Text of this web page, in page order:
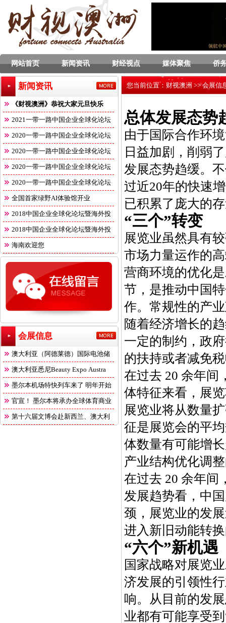
网站首页 新闻资讯 财经视点 媒体聚焦 侨
新闻资讯
《财视澳洲》恭祝大家元旦快乐
2021一带一路中国企业全球化论坛
2020一带一路中国企业全球化论坛
2020一带一路中国企业全球化论坛
2020一带一路中国企业全球化论坛
2020一带一路中国企业全球化论坛
全国首家绿野AI体验馆开业
2018中国企业全球化论坛暨海外投
2018中国企业全球化论坛暨海外投
海南欢迎您
会展信息
澳大利亚（阿德莱德）国际电池储
能 澳大利亚悉尼Beauty Expo Austra
墨尔本机场特快列车来了 明年开始
官宣！ 墨尔本将承办全球体育商业
第十六届文博会赴新西兰、澳大利
您当前位置： 财视澳洲 >>会展信
总体发展态势
由于国际合作环
日益加剧，削弱
发展态势趋缓。
过近20年的快速
已积累了庞大的
“三个”转变
展览业虽然具有
市场力量运作的
营商环境的优化
节，是推动中国
作。常规性的产
随着经济增长的
一定的制约，政
的扶持或者减免
在过去 20 余年间
体特征来看，展
展览业将从数量
征是展览会的平
体数量有可能增
产业结构优化调
在过去 20 余年间
发展趋势看，中
颈，展览业的发
进入新旧动能转
“六个”新机遇
国家战略对展览
济发展的引领性
响。从目前的发
业都有可能享受